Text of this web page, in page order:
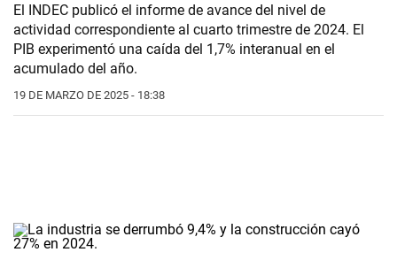
El INDEC publicó el informe de avance del nivel de
actividad correspondiente al cuarto trimestre de 2024. El
PIB experimentó una caída del 1,7% interanual en el
acumulado del año.
19 DE MARZO DE 2025 - 18:38